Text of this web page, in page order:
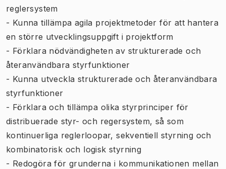
reglersystem
- Kunna tillämpa agila projektmetoder för att hantera
en större utvecklingsuppgift i projektform
- Förklara nödvändigheten av strukturerade och
återanvändbara styrfunktioner
- Kunna utveckla strukturerade och återanvändbara
styrfunktioner
- Förklara och tillämpa olika styrprinciper för
distribuerade styr- och regersystem, så som
kontinuerliga reglerloopar, sekventiell styrning och
kombinatorisk och logisk styrning
- Redogöra för grunderna i kommunikationen mellan